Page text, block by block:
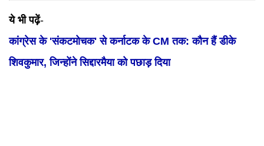
ये भी पढ़ें-
कांग्रेस के 'संकटमोचक' से कर्नाटक के CM तक: कौन हैं डीके
शिवकुमार, जिन्होंने सिद्दारमैया को पछाड़ दिया